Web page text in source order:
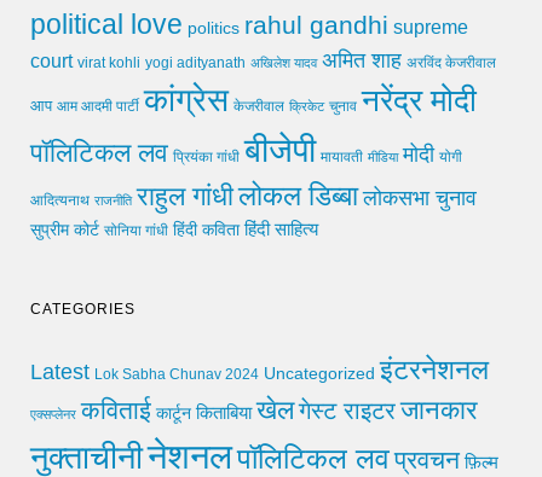
political love politics rahul gandhi supreme
court virat kohli yogi adityanath अखिलेश यादव अमित शाह अरविंद केजरीवाल
आप आम आदमी पार्टी कांग्रेस केजरीवाल क्रिकेट चुनाव नरेंद्र मोदी
पॉलिटिकल लव प्रियंका गांधी बीजेपी मायावती मीडिया मोदी योगी
आदित्यनाथ राजनीति राहुल गांधीलोकल डिब्बा लोकसभा चुनाव
सुप्रीम कोर्ट सोनिया गांधी हिंदी कविता हिंदी साहित्य
CATEGORIES
Latest Lok Sabha Chunav 2024 Uncategorized इंटरनेशनल
एक्सप्लेनर कविताई कार्टून किताबिया खेलगेस्ट राइटरजानकार
नुक्ताचीनीनेशनलपॉलिटिकल लवप्रवचन फ़िल्म